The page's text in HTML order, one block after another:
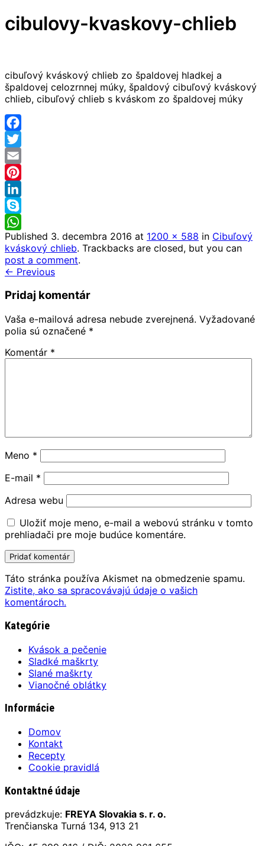
cibulovy-kvaskovy-chlieb
cibuľový kváskový chlieb zo špaldovej hladkej a
špaldovej celozrnnej múky, špaldový cibuľový kváskový
chlieb, cibuľový chlieb s kváskom zo špaldovej múky
Facebook
Twitter
Email
Pinterest
LinkedIn
Skype
WhatsApp
Published 3. decembra 2016 at 1200 × 588 in Cibuľový
kváskový chlieb. Trackbacks are closed, but you can
post a comment.
← Previous
Pridaj komentár
Vaša e-mailová adresa nebude zverejnená. Vyžadované
polia sú označené *
Komentár *
Meno *
E-mail *
Adresa webu
Uložiť moje meno, e-mail a webovú stránku v tomto
prehliadači pre moje budúce komentáre.
Táto stránka používa Akismet na obmedzenie spamu.
Zistite, ako sa spracovávajú údaje o vašich
komentároch.
Kategórie
Kvások a pečenie
Sladké maškrty
Slané maškrty
Vianočné oblátky
Informácie
Domov
Kontakt
Recepty
Cookie pravidlá
Kontaktné údaje
prevádzkuje: FREYA Slovakia s. r. o.
Trenčianska Turná 134, 913 21